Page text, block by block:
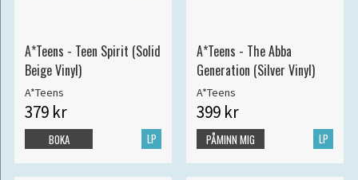
A*Teens - Teen Spirit (Solid
Beige Vinyl)
A*Teens
379 kr
LP
BOKA
A*Teens - The Abba
Generation (Silver Vinyl)
A*Teens
399 kr
LP
PÅMINN MIG